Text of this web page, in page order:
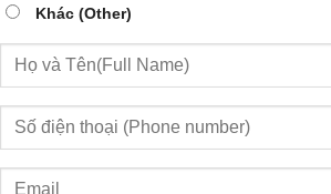
Khác (Other)